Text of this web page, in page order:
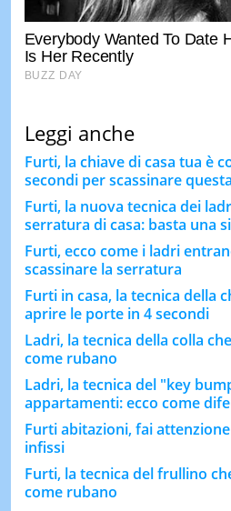
Leggi anche
Furti, la chiave di casa tua è
secondi per scassinare
Furti, la nuova tecnica dei
serratura di casa: basta una
Furti, ecco come i ladri
scassinare la serratura
Furti in casa, la tecnica della
aprire le porte in 4 secondi
Ladri, la tecnica della colla
come rubano
Ladri, la tecnica del "key
appartamenti: ecco come
Furti abitazioni, fai
infissi
Furti, la tecnica del frullino
come rubano